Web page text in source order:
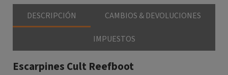
DESCRIPCIÓN CAMBIOS & DEVOLUCIONES
IMPUESTOS
Escarpines Cult Reefboot